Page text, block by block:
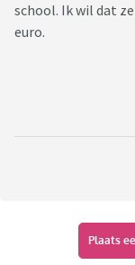
school. Ik wil dat
euro.
Plaats